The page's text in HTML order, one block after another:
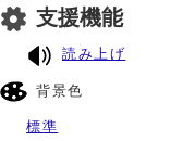
支援機能
読み上げ
背景色
標準